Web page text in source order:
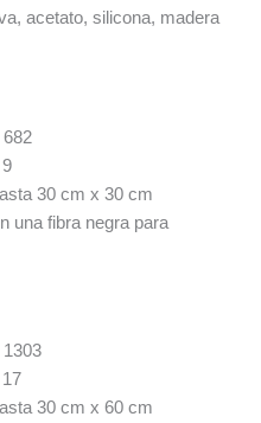
acetato, silicona, madera
30 cm x 30 cm
una fibra negra para
30 cm x 60 cm